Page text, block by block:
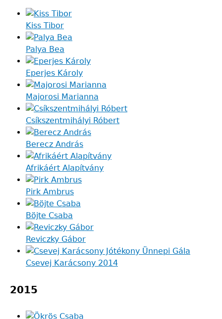
Kiss Tibor
Palya Bea
Eperjes Károly
Majorosi Marianna
Csíkszentmihályi Róbert
Berecz András
Afrikáért Alapítvány
Pirk Ambrus
Böjte Csaba
Reviczky Gábor
Csevej Karácsony 2014
2015